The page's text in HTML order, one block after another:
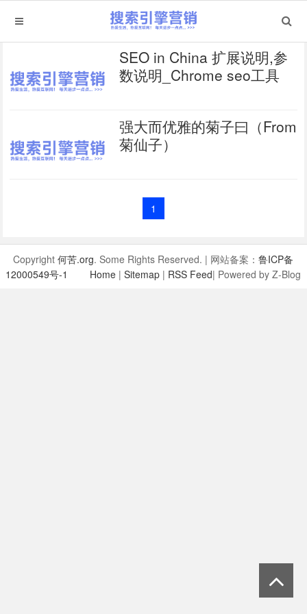
SEO in China 扩展说明,参
数说明_Chrome seo工具
强大而优雅的菊子曰（From
菊仙子）
1
Copyright何苦.org. Some Rights Reserved. | 网站备案：鲁ICP备
12000549号-1
Home |Sitemap | RSS Feed| Powered by Z-Blog